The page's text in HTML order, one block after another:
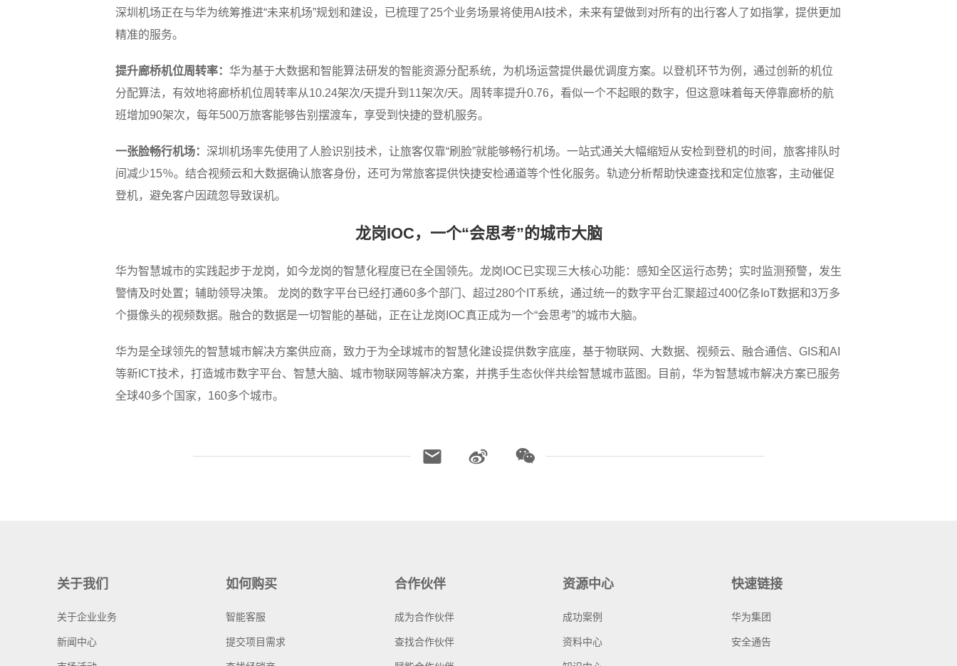
深圳机场正在与华为统筹推进“未来机场”规划和建设，已梳理了25个业务场景将使用AI技术，未来有望做到对所有的出行客人了如指掌，提供更加
精准的服务。
提升廊桥机位周转率： 华为基于大数据和智能算法研发的智能资源分配系统，为机场运营提供最优调度方案。以登机环节为例，通过创新的机位
分配算法，有效地将廊桥机位周转率从10.24架次/天提升到11架次/天。周转率提升0.76，看似一个不起眼的数字，但这意味着每天停靠廊桥的航
班增加90架次，每年500万旅客能够告别摆渡车，享受到快捷的登机服务。
一张脸畅行机场： 深圳机场率先使用了人脸识别技术，让旅客仅靠“刷脸”就能够畅行机场。一站式通关大幅缩短从安检到登机的时间，旅客排队时
间减少15％。结合视频云和大数据确认旅客身份，还可为常旅客提供快捷安检通道等个性化服务。轨迹分析帮助快速查找和定位旅客，主动催促
登机，避免客户因疏忽导致误机。
龙岗IOC，一个“会思考”的城市大脑
华为智慧城市的实践起步于龙岗，如今龙岗的智慧化程度已在全国领先。龙岗IOC已实现三大核心功能：感知全区运行态势；实时监测预警，发生
警情及时处置；辅助领导决策。 龙岗的数字平台已经打通60多个部门、超过280个IT系统，通过统一的数字平台汇聚超过400亿条IoT数据和3万多
个摄像头的视频数据。融合的数据是一切智能的基础，正在让龙岗IOC真正成为一个“会思考”的城市大脑。
华为是全球领先的智慧城市解决方案供应商，致力于为全球城市的智慧化建设提供数字底座，基于物联网、大数据、视频云、融合通信、GIS和AI
等新ICT技术，打造城市数字平台、智慧大脑、城市物联网等解决方案，并携手生态伙伴共绘智慧城市蓝图。目前，华为智慧城市解决方案已服务
全球40多个国家，160多个城市。
关于我们
关于企业业务
新闻中心
如何购买
智能客服
提交项目需求
合作伙伴
成为合作伙伴
查找合作伙伴
资源中心
成功案例
资料中心
快速链接
华为集团
安全通告